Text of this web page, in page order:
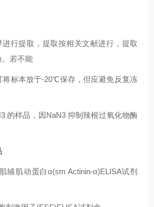
行提取，提取按相关文献进行，提取
。若不能
将标本放于-20℃保存，但应避免反复冻
的样品，因NaN3 抑制辣根过氧化物酶
辅肌动蛋白α(sm Actinin-α)ELISA试剂